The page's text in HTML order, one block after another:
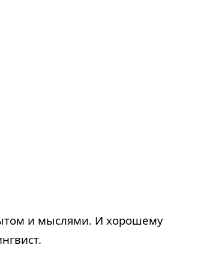
и мыслями. И хорошему